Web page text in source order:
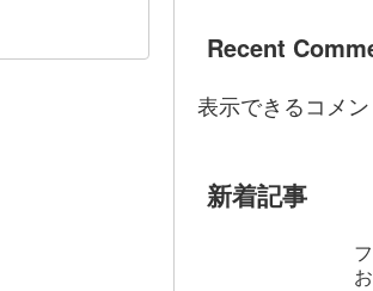
Recent
表示できるコメン
新着記事